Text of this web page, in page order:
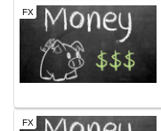
FX
FX